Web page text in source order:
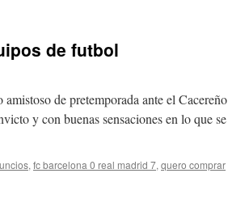
de futbol
de pretemporada ante el Cacereño
y con buenas sensaciones en lo que se
, fc barcelona 0 real madrid 7, quero comprar